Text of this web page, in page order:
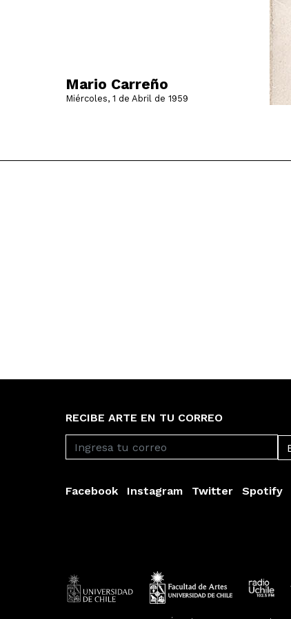
Mario Carreño
Miércoles, 1 de Abril de 1959
RECIBE ARTE EN TU CORREO
Facebook Instagram Twitter Spotify